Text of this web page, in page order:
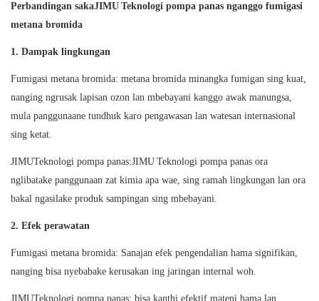
Perbandingan sakaJIMU Teknologi pompa panas nganggo fumigasi
metana bromida
1. Dampak lingkungan
Fumigasi metana bromida: metana bromida minangka fumigan sing kuat,
nanging ngrusak lapisan ozon lan mbebayani kanggo awak manungsa,
mula panggunaane tundhuk karo pengawasan lan watesan internasional
sing ketat.
JIMUTeknologi pompa panas:JIMU Teknologi pompa panas ora
nglibatake panggunaan zat kimia apa wae, sing ramah lingkungan lan ora
bakal ngasilake produk sampingan sing mbebayani.
2. Efek perawatan
Fumigasi metana bromida: Sanajan efek pengendalian hama signifikan,
nanging bisa nyebabake kerusakan ing jaringan internal woh.
JIMUTeknologi pompa panas: bisa kanthi efektif mateni hama lan